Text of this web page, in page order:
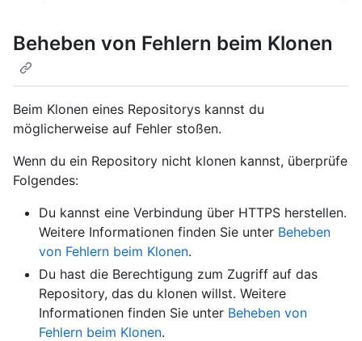
Beheben von Fehlern beim Klonen
Beim Klonen eines Repositorys kannst du
möglicherweise auf Fehler stoßen.
Wenn du ein Repository nicht klonen kannst, überprüfe
Folgendes:
Du kannst eine Verbindung über HTTPS herstellen.
Weitere Informationen finden Sie unter Beheben
von Fehlern beim Klonen.
Du hast die Berechtigung zum Zugriff auf das
Repository, das du klonen willst. Weitere
Informationen finden Sie unter Beheben von
Fehlern beim Klonen.